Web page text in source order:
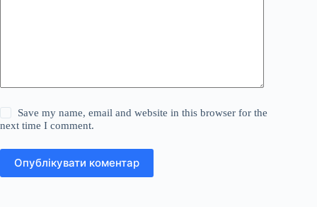
Save my name, email and website in this browser for the
next time I comment.
Опублікувати коментар